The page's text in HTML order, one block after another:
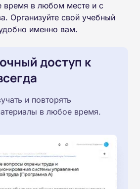
время в любом месте и с
Организуйте свой учебный
именно вам.
доступ к
и повторять
в любое время.